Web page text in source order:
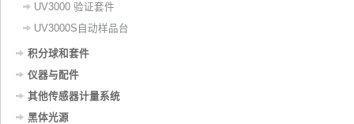
UV3000 验证套件
UV3000S自动样品台
积分球和套件
仪器与配件
其他传感器计量系统
黑体光源